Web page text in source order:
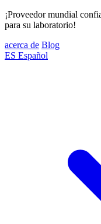
¡Proveedor mundial
para su laboratorio!
acerca de Blog
ES Español